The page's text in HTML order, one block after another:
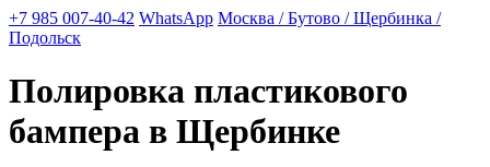
+7 985 007-40-42 WhatsApp Москва / Бутово / Щербинка /
Подольск
Полировка пластикового
бампера в Щербинке